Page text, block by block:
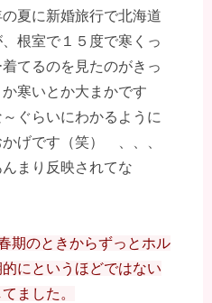
夏に新婚旅行で北海道
根室で１５度で寒くっ
てるのを見たのがきっ
寒いとか大まかです
ぐらいにわかるように
げです（笑） 、、、
まり反映されてな
期のときからずっとホル
にというほどではない
ました。